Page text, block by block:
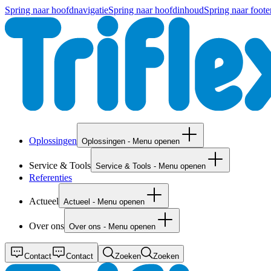
Spring naar hoofdnavigatieSpring naar hoofdinhoudSpring naar
Oplossingen Oplossingen - Menu openen
Service & Tools Service & Tools - Menu openen
Referenties
Actueel Actueel - Menu openen
Over ons Over ons - Menu openen
Contact Contact Zoeken Zoeken